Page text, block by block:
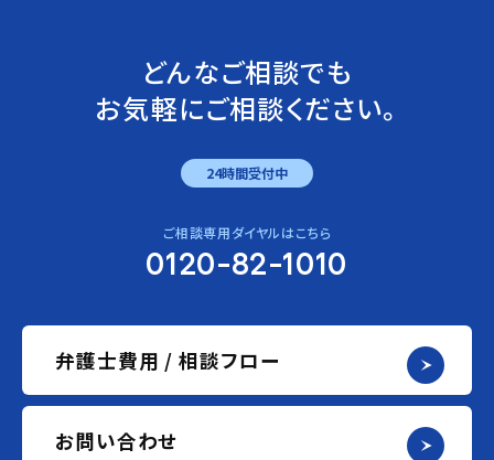
どんなご相談でも
お気軽にご相談ください。
24時間受付中
ご相談専用ダイヤルはこちら
0120-82-1010
弁護士費用 / 相談フロー
お問い合わせ